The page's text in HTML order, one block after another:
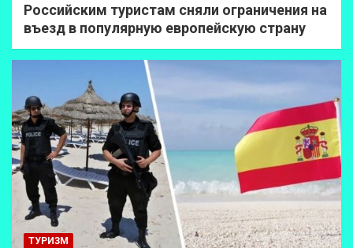
Российским туристам сняли ограничения на
въезд в популярную европейскую страну
ТУРИЗМ